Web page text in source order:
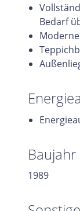
Bedarf
Baujahr
1989